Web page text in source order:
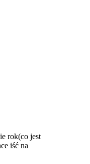
rok(co jest
iść na